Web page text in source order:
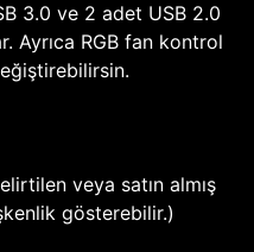
3.0 ve 2 adet USB 2.0
Ayrıca RGB fan kontrol
veya satın almış
gösterebilir.)